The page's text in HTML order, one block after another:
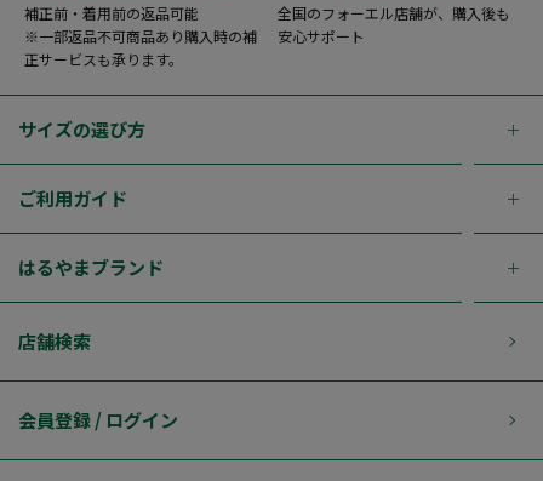
補正前・着用前の返品可能
※一部返品不可商品あり購入時の補
正サービスも承ります。
全国のフォーエル店舗が、購入後も
安心サポート
サイズの選び方
ご利用ガイド
はるやまブランド
店舗検索
会員登録 / ログイン